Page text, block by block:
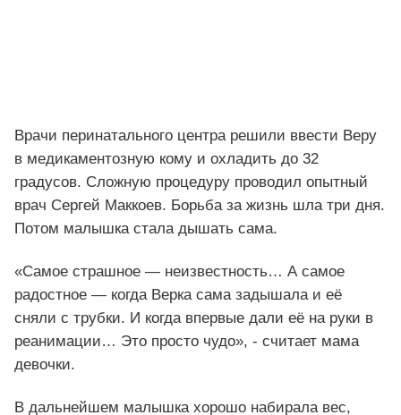
Врачи перинатального центра решили ввести Веру
в медикаментозную кому и охладить до 32
градусов. Сложную процедуру проводил опытный
врач Сергей Маккоев. Борьба за жизнь шла три дня.
Потом малышка стала дышать сама.
«Самое страшное — неизвестность… А самое
радостное — когда Верка сама задышала и её
сняли с трубки. И когда впервые дали её на руки в
реанимации… Это просто чудо», - считает мама
девочки.
В дальнейшем малышка хорошо набирала вес,